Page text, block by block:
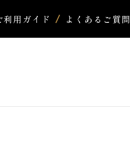
利用ガイド よくあるご質問